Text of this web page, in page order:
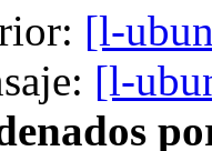
[l-
[l-